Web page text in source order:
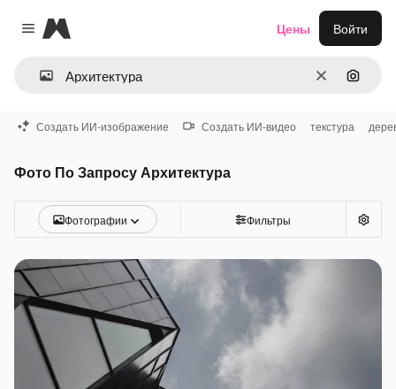
Close menu
Magnific
ОчиститьПоиск
Цены Войти
Создать ИИ-изображение Создать ИИ-видео текстура
Фото По Запросу Архитектура
Фотографии Фильтры